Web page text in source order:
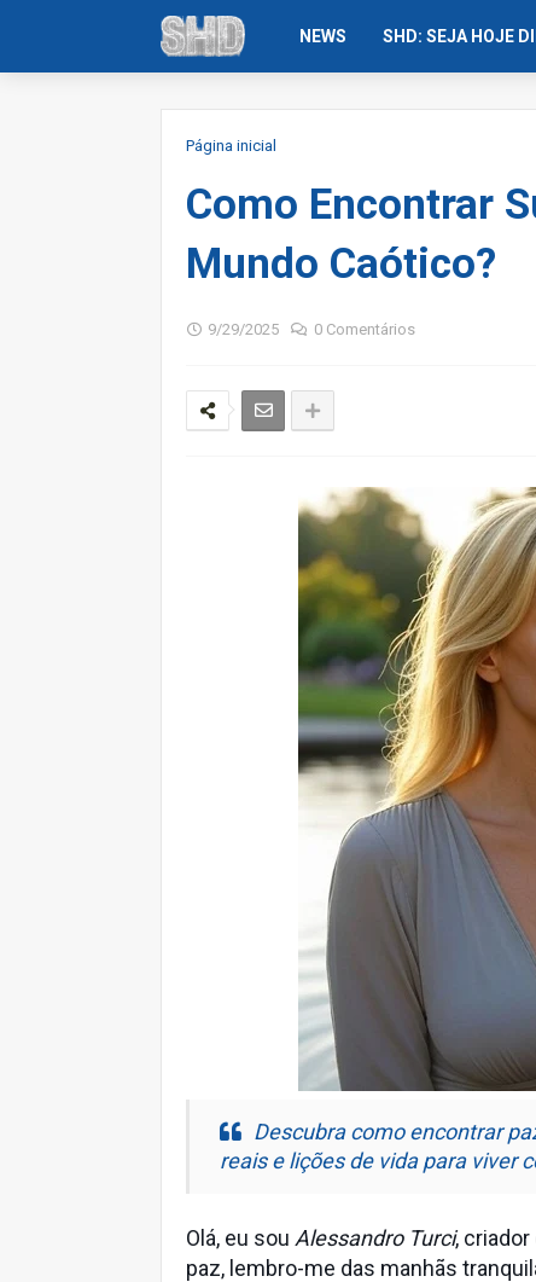
NEWS SHD: SEJA HOJE
Página inicial
Como Encontrar
Mundo Caótico?
9/29/2025 0 Comentários
Descubra como encontrar
reais e lições de vida para viver
Olá, eu sou Alessandro Turci, criador
paz, lembro-me das manhãs